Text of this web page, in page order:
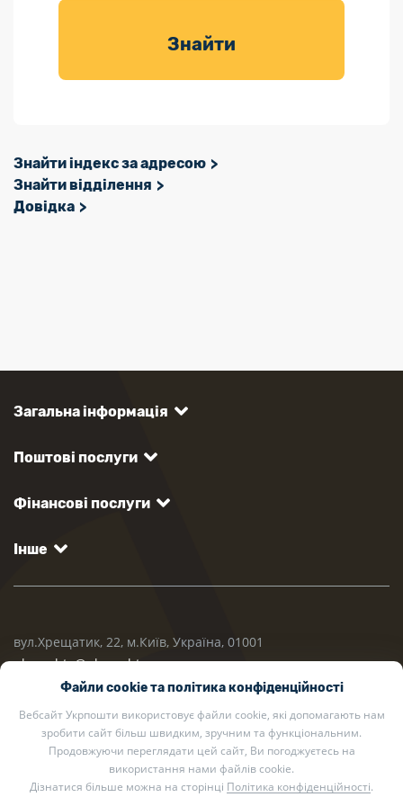
товарів для
Знайти
Знайти індекс за адресою
Знайти відділення
Довідка
Загальна інформація
Поштові послуги
Фінансові послуги
Інше
вул.Хрещатик, 22, м.Київ, Україна, 01001
ukrposhta@ukrposhta.ua
Файли cookie та політика конфіденційності
Вебсайт Укрпошти використовує файли cookie, які допомагають нам
зробити сайт більш швидким, зручним та функціональним.
Продовжуючи переглядати цей сайт, Ви погоджуєтесь на
використання нами файлів cookie.
Дізнатися більше можна на сторінці Політика конфіденційності.